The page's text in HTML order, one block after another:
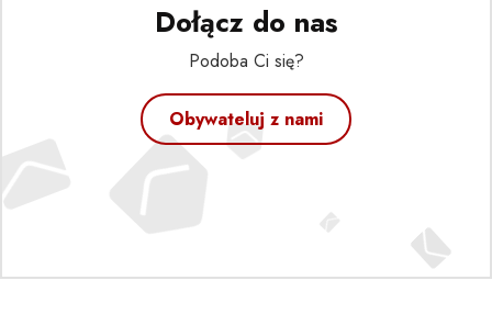
Dołącz do nas
Podoba Ci się?
Obywateluj z nami